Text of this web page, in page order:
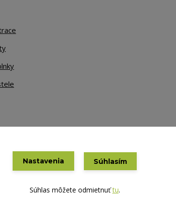
Nastavenia Súhlasím
Súhlas môžete odmietnuťtu.